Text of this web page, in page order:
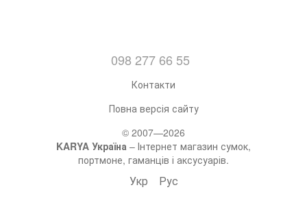
098 277 66 55
Контакти
Повна версія сайту
© 2007—2026
KARYA Україна – Інтернет магазин сумок,
портмоне, гаманців і аксусуарів.
Укр Рус